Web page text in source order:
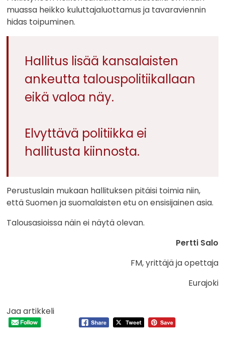
muassa heikko kuluttajaluottamus ja tavaraviennin
hidas toipuminen.
Hallitus lisää kansalaisten
ankeutta talouspolitiikallaan
eikä valoa näy.
Elvyttävä politiikka ei
hallitusta kiinnosta.
Perustuslain mukaan hallituksen pitäisi toimia niin,
että Suomen ja suomalaisten etu on ensisijainen asia.
Talousasioissa näin ei näytä olevan.
Pertti Salo
FM, yrittäjä ja opettaja
Eurajoki
Jaa artikkeli